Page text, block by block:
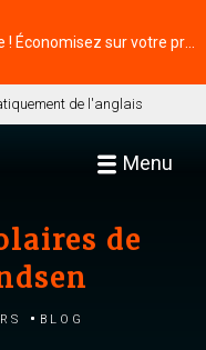
de l'anglais
Menu
de
Blog